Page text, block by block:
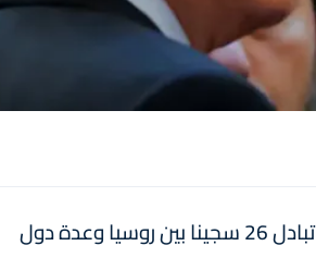
أعلنت الرئاسة التركية، اليوم الخميس، أن تركيا نسقت في أنقرة عملية تبادل 26 سجينا بين روسيا وعدة دول